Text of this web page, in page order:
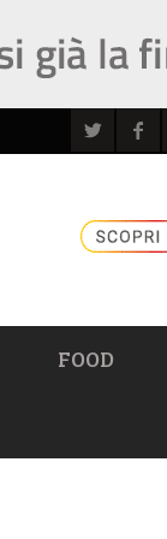
FOOD